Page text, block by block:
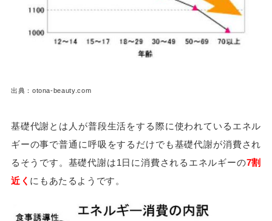
出典：otona-beauty.com
基礎代謝とは人が普段生活をする際に使われているエネル
ギーの事で普通に呼吸をするだけでも基礎代謝が消費され
るそうです。基礎代謝は1日に消費されるエネルギーの7割
近く にもあたるようです。